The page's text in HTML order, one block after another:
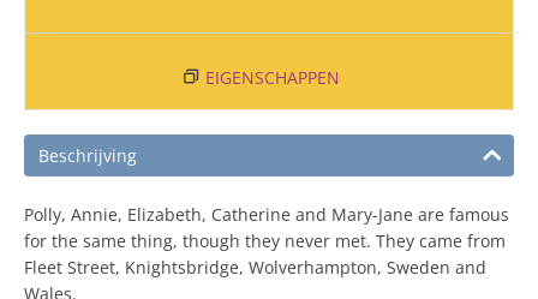
EIGENSCHAPPEN
Beschrijving
Polly, Annie, Elizabeth, Catherine and Mary-Jane are famous
for the same thing, though they never met. They came from
Fleet Street, Knightsbridge, Wolverhampton, Sweden and
Wales.